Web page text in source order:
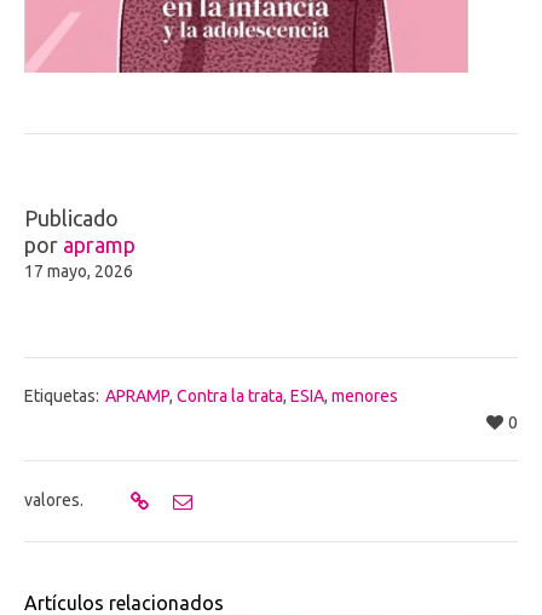
Publicado
por apramp
17 mayo, 2026
Etiquetas: APRAMP, Contra la trata, ESIA, menores
0
valores.
Artículos relacionados